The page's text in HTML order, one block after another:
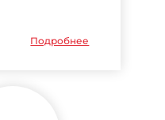
Подробнее